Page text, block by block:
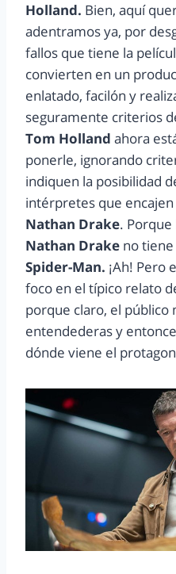
Holland. Bien, aquí
adentramos ya, por
fallos que tiene la
convierten en un
enlatado, facilón y
seguramente criterios
Tom Holland ahora
ponerle, ignorando
indiquen la posibilidad
intérpretes que
Nathan Drake.
Nathan Drake no
Spider-Man. ¡Ah! Pero
foco en el típico relato
porque claro, el público
entendederas y
dónde viene el